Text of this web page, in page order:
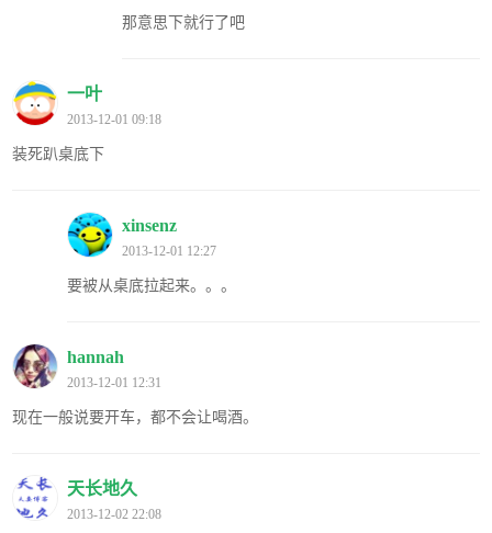
那意思下就行了吧
一叶
2013-12-01 09:18
装死趴桌底下
xinsenz
2013-12-01 12:27
要被从桌底拉起来。。。
hannah
2013-12-01 12:31
现在一般说要开车，都不会让喝酒。
天长地久
2013-12-02 22:08